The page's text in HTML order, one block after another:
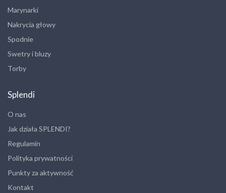
Marynarki
Nakrycia głowy
Spodnie
Swetry i bluzy
Torby
Splendi
O nas
Jak działa SPLENDI?
Regulamin
Polityka prywatności
Punkty za aktywność
Kontakt